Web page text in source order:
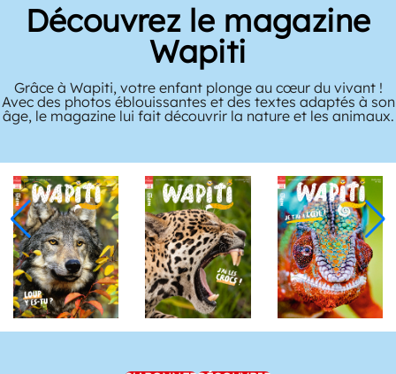
Découvrez le magazine
Wapiti
Grâce à Wapiti, votre enfant plonge au cœur du vivant !
Avec des photos éblouissantes et des textes adaptés à son
âge, le magazine lui fait découvrir la nature et les animaux.